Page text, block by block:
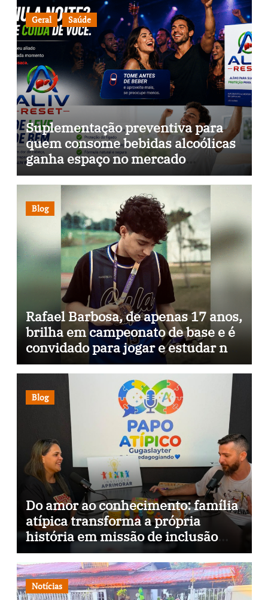
Geral Saúde
Suplementação preventiva para
quem consome bebidas alcoólicas
ganha espaço no mercado
brasileiro
Blog
Rafael Barbosa, de apenas 17 anos,
brilha em campeonato de base e é
convidado para jogar e estudar na
Itália
Blog
Do amor ao conhecimento: família
atípica transforma a própria
história em missão de inclusão
através da psicopedagogia, podcast
e arte nas ruas
Notícias